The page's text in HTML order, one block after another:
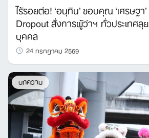
ไร้รอยต่อ! ‘อนุทิน’ ขอบคุณ ‘เศรษฐ
Dropout สั่งการผู้ว่าฯ ทั่วประเทศลุ
บุคคล
24 กรกฎาคม 2569
บทความ